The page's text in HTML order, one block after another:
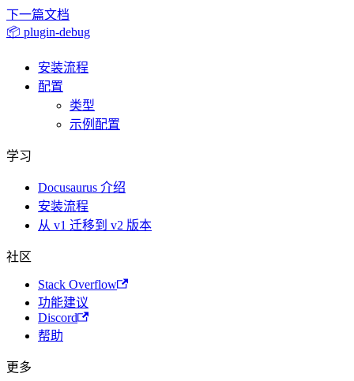
下一篇文档
📦 plugin-debug
安装流程
配置
类型
示例配置
学习
Docusaurus 介绍
安装流程
从 v1 迁移到 v2 版本
社区
Stack Overflow
功能建议
Discord
帮助
更多